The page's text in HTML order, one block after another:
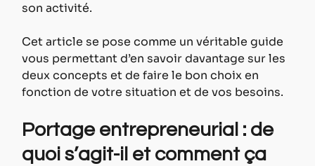
son activité.
Cet article se pose comme un véritable guide
vous permettant d’en savoir davantage sur les
deux concepts et de faire le bon choix en
fonction de votre situation et de vos besoins.
Portage entrepreneurial : de
quoi s’agit-il et comment ça